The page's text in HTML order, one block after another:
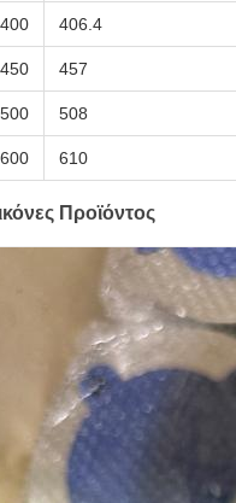
400 406.4
450 457
500 508
600 610
Προϊόντος